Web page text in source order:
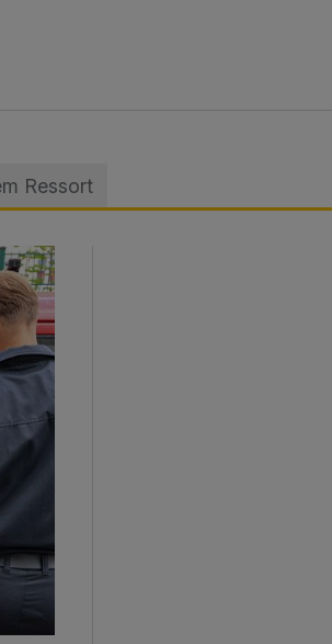
Ressort